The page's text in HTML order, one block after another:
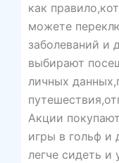
как
можете
заболеваний и
выбирают
личных
Акции
игры в гольф и
легче сидеть